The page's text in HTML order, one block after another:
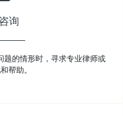
询
题的情形时，寻求专业律师或
帮助。